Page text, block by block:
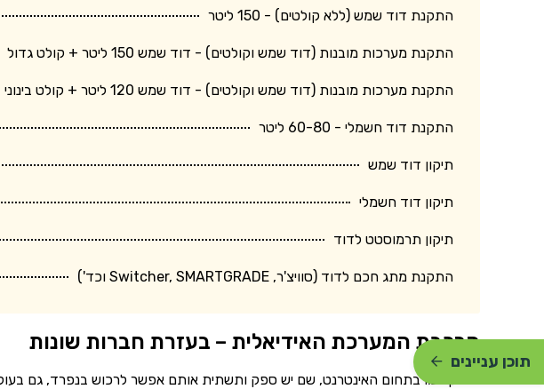
התקנת דוד שמש (ללא קולטים) - 150 ליטר
התקנת מערכות מובנות (דוד שמש וקולטים) - דוד שמש 150 ליטר + קולט גדול
התקנת מערכות מובנות (דוד שמש וקולטים) - דוד שמש 120 ליטר + קולט בינוני
התקנת דוד חשמלי - 60-80 ליטר
תיקון דוד שמש
תיקון דוד חשמלי
תיקון תרמוסטט לדוד
התקנת מתג חכם לדוד (סוויצ'ר, Switcher, SMARTGRADE וכד')
הרכבת המערכת האידיאלית – בעזרת חברות שונות
בדיוק כמו בתחום האינטרנט, שם יש ספק ותשתית אותם אפשר לרכוש בנפרד, גם
תוכן עניינים